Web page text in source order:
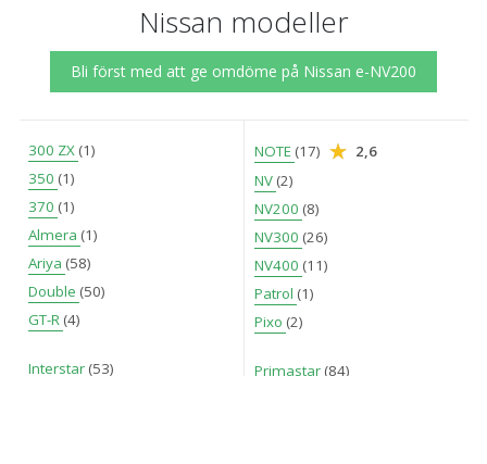
Nissan modeller
Bli först med att ge omdöme på Nissan e-NV200
300 ZX (1)
350 (1)
370 (1)
Almera (1)
Ariya (58)
Double (50)
GT-R (4)
Interstar (53)
NOTE (17)
2,6
NV (2)
NV200 (8)
NV300 (26)
NV400 (11)
Patrol (1)
Pixo (2)
Primastar (84)